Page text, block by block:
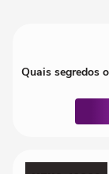
Quais segredos